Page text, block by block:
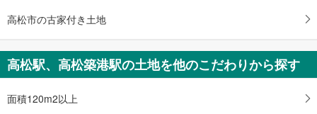
・
件
を
イ
高松市の古家付き土地
高松駅、高松築港駅の土地を他のこだわりから探す
面積120m2以上